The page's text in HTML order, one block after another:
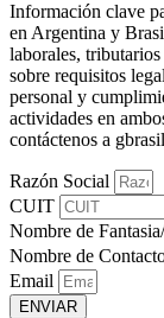
Información clave
en Argentina y
laborales,
sobre requisitos
personal y
actividades en
contáctenos a
Razón Social
CUIT
Nombre de
Nombre de
Email
ENVIAR